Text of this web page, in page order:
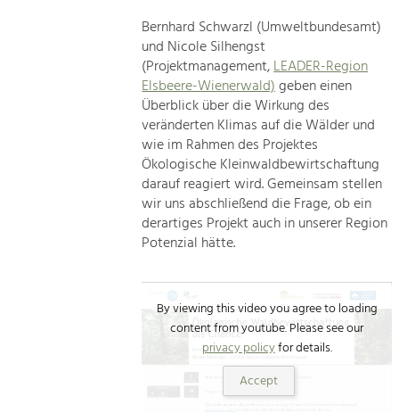
Mobility & Energy
Climate Change, Public Transport and
Renewable Energy.
Increase in Regional Value Added.
Bernhard Schwarzl (Umweltbundesamt)
und Nicole Silhengst
(Projektmanagement,LEADER-Region
Elsbeere-Wienerwald)geben einen
Überblick über die Wirkung des
veränderten Klimas auf die Wälder und
wie im Rahmen des Projektes
Ökologische Kleinwaldbewirtschaftung
darauf reagiert wird. Gemeinsam stellen
wir uns abschließend die Frage, ob ein
derartiges Projekt auch in unserer Region
Potenzial hätte.
By viewing this video you agree to loading
content from youtube. Please see our
privacy policyfor details.
Accept